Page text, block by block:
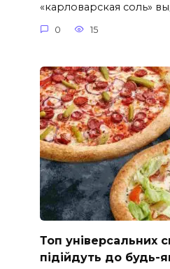
«карловарская соль»
0 15
Топ універсальних
підійдуть до будь-